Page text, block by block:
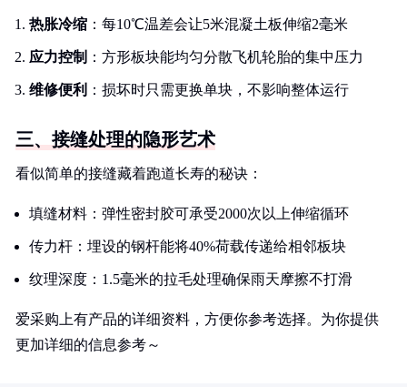
热胀冷缩 ：每10℃温差会让5米混凝土板伸缩2毫米
应力控制 ：方形板块能均匀分散飞机轮胎的集中压力
维修便利 ：损坏时只需更换单块，不影响整体运行
三、接缝处理的隐形艺术
看似简单的接缝藏着跑道长寿的秘诀：
填缝材料：弹性密封胶可承受2000次以上伸缩循环
传力杆：埋设的钢杆能将40%荷载传递给相邻板块
纹理深度：1.5毫米的拉毛处理确保雨天摩擦不打滑
爱采购上有产品的详细资料，方便你参考选择。为你提供
更加详细的信息参考～